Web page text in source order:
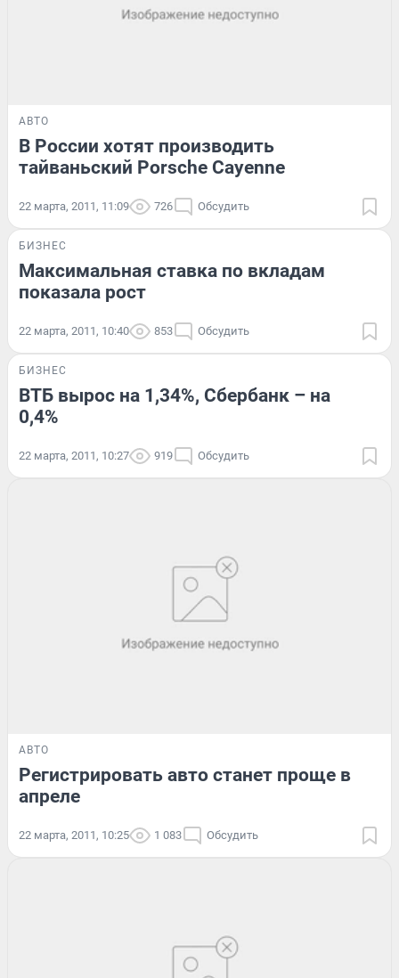
АВТО
В России хотят производить
тайваньский Porsche Cayenne
22 марта, 2011, 11:09 726 Обсудить
БИЗНЕС
Максимальная ставка по вкладам
показала рост
22 марта, 2011, 10:40 853 Обсудить
БИЗНЕС
ВТБ вырос на 1,34%, Сбербанк – на
0,4%
22 марта, 2011, 10:27 919 Обсудить
АВТО
Регистрировать авто станет проще в
апреле
22 марта, 2011, 10:25 1 083 Обсудить